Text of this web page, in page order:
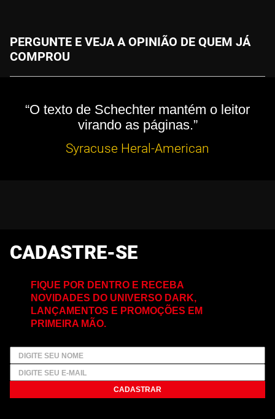
PERGUNTE E VEJA A OPINIÃO DE QUEM JÁ
COMPROU
“O texto de Schechter mantém o leitor
virando as páginas.”
Syracuse Heral-American
CADASTRE-SE
FIQUE POR DENTRO E RECEBA
NOVIDADES DO UNIVERSO DARK,
LANÇAMENTOS E PROMOÇÕES EM
PRIMEIRA MÃO.
CADASTRAR